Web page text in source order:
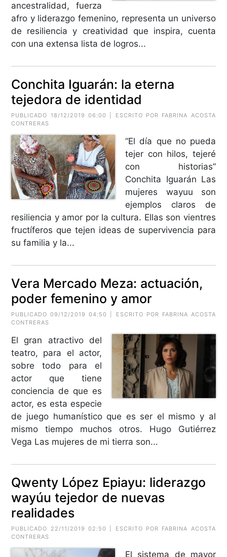
ancestralidad, fuerza
afro y liderazgo femenino, representa un universo
de resiliencia y creatividad que inspira, cuenta
con una extensa lista de logros...
Conchita Iguarán: la eterna
tejedora de identidad
PUBLICADO 18/12/2019 06:00 | ESCRITO POR FABRINA ACOSTA
CONTRERAS
“El día que no pueda
tejer con hilos, tejeré
con historias”
Conchita Iguarán Las
mujeres wayuu son
ejemplos claros de
resiliencia y amor por la cultura. Ellas son vientres
fructíferos que tejen ideas de supervivencia para
su familia y la...
Vera Mercado Meza: actuación,
poder femenino y amor
PUBLICADO 09/12/2019 04:50 | ESCRITO POR FABRINA ACOSTA
CONTRERAS
El gran atractivo del
teatro, para el actor,
sobre todo para el
actor que tiene
conciencia de que es
actor, es esta especie
de juego humanístico que es ser el mismo y al
mismo tiempo muchos otros. Hugo Gutiérrez
Vega Las mujeres de mi tierra son...
Qwenty López Epiayu: liderazgo
wayúu tejedor de nuevas
realidades
PUBLICADO 22/11/2019 02:50 | ESCRITO POR FABRINA ACOSTA
CONTRERAS
El sistema de mayor